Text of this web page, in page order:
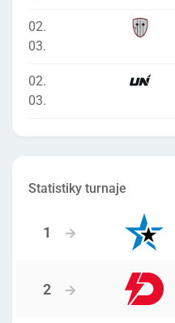
02.
03.
02.
03.
Statistiky turnaje